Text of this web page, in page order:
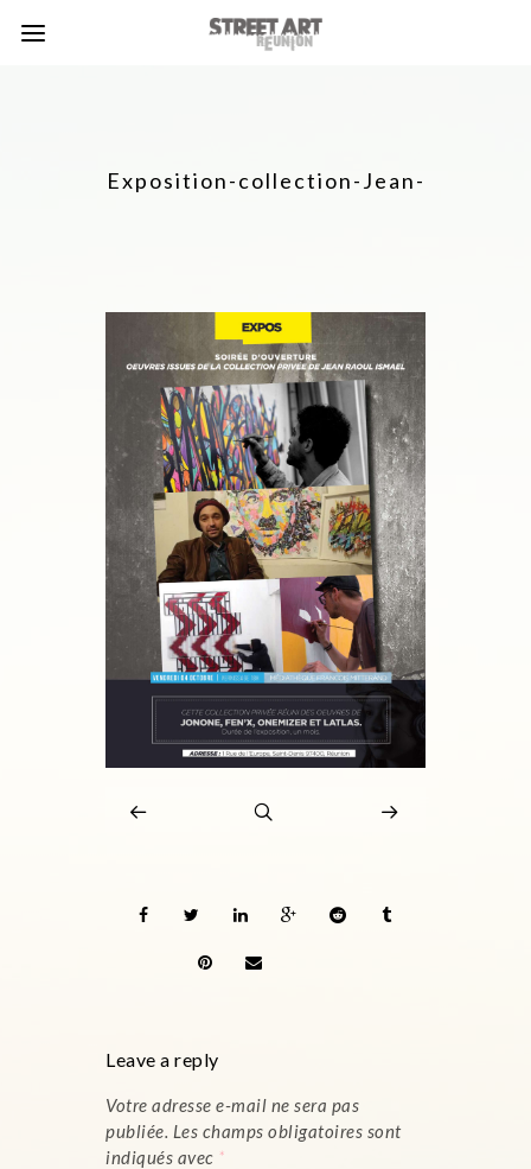
Exposition-collection-Jean-
Leave a reply
Votre adresse e-mail ne sera pas
publiée. Les champs obligatoires sont
indiqués avec *